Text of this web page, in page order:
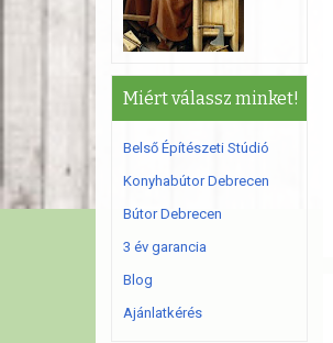
Miért válassz minket!
Belső Építészeti Stúdió
Konyhabútor Debrecen
Bútor Debrecen
3 év garancia
Blog
Ajánlatkérés